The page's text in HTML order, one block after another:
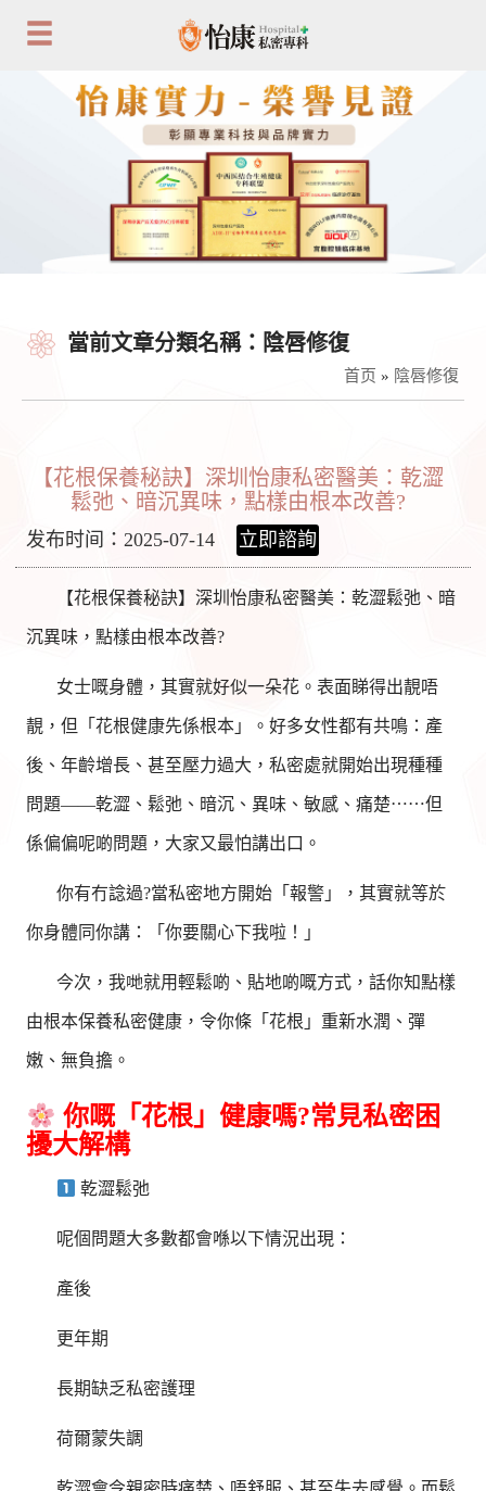
當前文章分類名稱：陰唇修復
首页 » 陰唇修復
【花根保養秘訣】深圳怡康私密醫美：乾澀
鬆弛、暗沉異味，點樣由根本改善?
发布时间：2025-07-14 立即諮詢
【花根保養秘訣】深圳怡康私密醫美：乾澀鬆弛、暗
沉異味，點樣由根本改善?
女士嘅身體，其實就好似一朵花。表面睇得出靚唔
靚，但「花根健康先係根本」。好多女性都有共鳴：產
後、年齡增長、甚至壓力過大，私密處就開始出現種種
問題——乾澀、鬆弛、暗沉、異味、敏感、痛楚⋯⋯但
係偏偏呢啲問題，大家又最怕講出口。
你有冇諗過?當私密地方開始「報警」，其實就等於
你身體同你講：「你要關心下我啦！」
今次，我哋就用輕鬆啲、貼地啲嘅方式，話你知點樣
由根本保養私密健康，令你條「花根」重新水潤、彈
嫩、無負擔。
你嘅「花根」健康嗎?常見私密困
擾大解構
乾澀鬆弛
呢個問題大多數都會喺以下情況出現：
產後
更年期
長期缺乏私密護理
荷爾蒙失調